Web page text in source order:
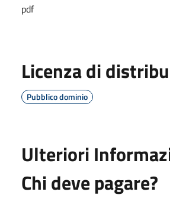
pdf
Licenza di
Pubblico dominio
Ulteriori
Chi deve pagare?